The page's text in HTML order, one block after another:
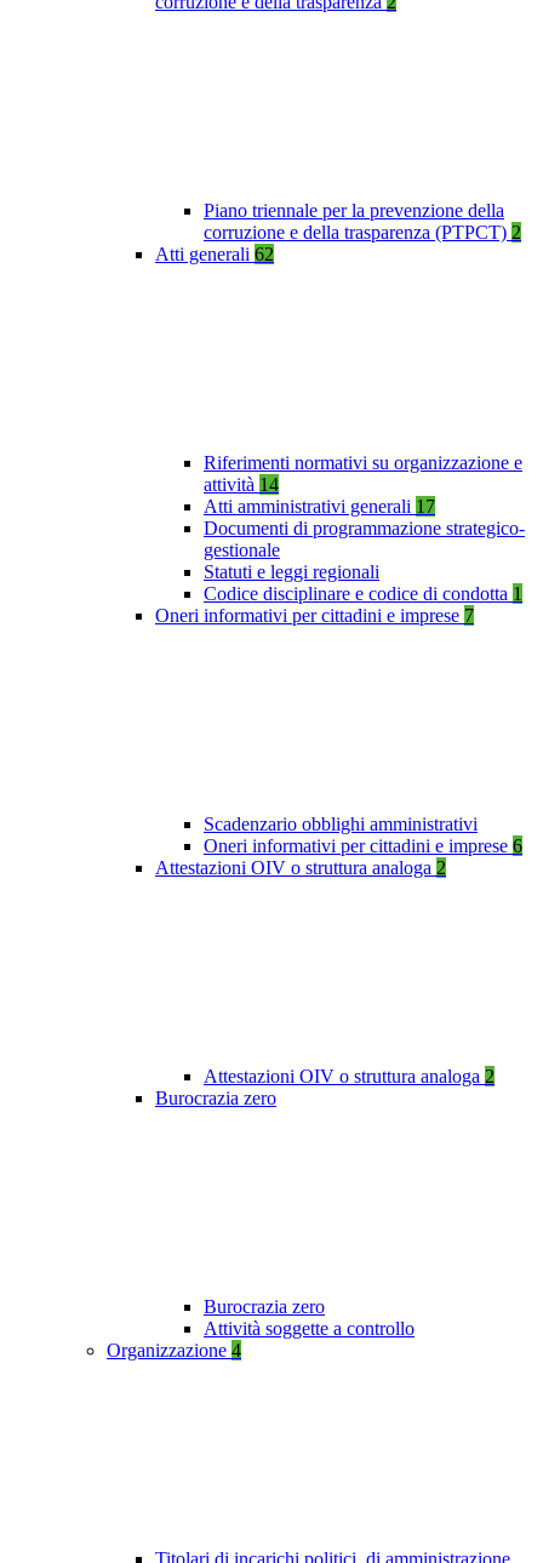
Piano triennale per la prevenzione della
corruzione e della trasparenza (PTPCT) 2
Atti generali 62
Riferimenti normativi su organizzazione e
attività 14
Atti amministrativi generali 17
Documenti di programmazione strategico-
gestionale
Statuti e leggi regionali
Codice disciplinare e codice di condotta 1
Oneri informativi per cittadini e imprese 7
Scadenzario obblighi amministrativi
Oneri informativi per cittadini e imprese 6
Attestazioni OIV o struttura analoga 2
Attestazioni OIV o struttura analoga 2
Burocrazia zero
Burocrazia zero
Attività soggette a controllo
Organizzazione 4